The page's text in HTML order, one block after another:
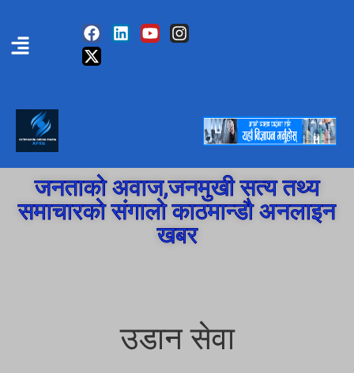
जनताको अवाज,जनमुखी सत्य तथ्य
समाचारको संगालो काठमान्डौ अनलाइन
खबर
उडान सेवा